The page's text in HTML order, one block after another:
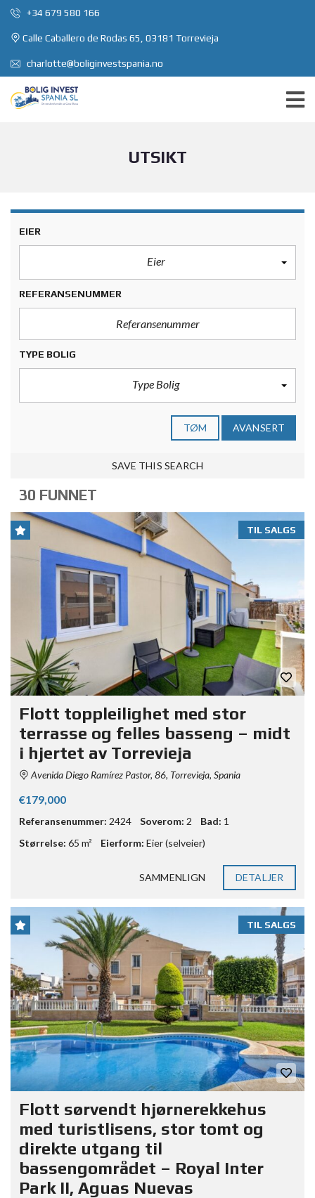
+34 679 580 166
Calle Caballero de Rodas 65, 03181 Torrevieja
charlotte@boliginvestspania.no
UTSIKT
EIER
Eier
REFERANSENUMMER
TYPE BOLIG
Type Bolig
TØM AVANSERT
SAVE THIS SEARCH
30 FUNNET
TIL SALGS
Flott toppleilighet med stor
terrasse og felles basseng – midt
i hjertet av Torrevieja
Avenida Diego Ramírez Pastor, 86, Torrevieja, Spania
€179,000
Referansenummer: 2424 Soverom: 2 Bad: 1
Størrelse: 65 m² Eierform: Eier (selveier)
SAMMENLIGN DETALJER
TIL SALGS
Flott sørvendt hjørnerekkehus
med turistlisens, stor tomt og
direkte utgang til
bassengområdet – Royal Inter
Park II, Aguas Nuevas